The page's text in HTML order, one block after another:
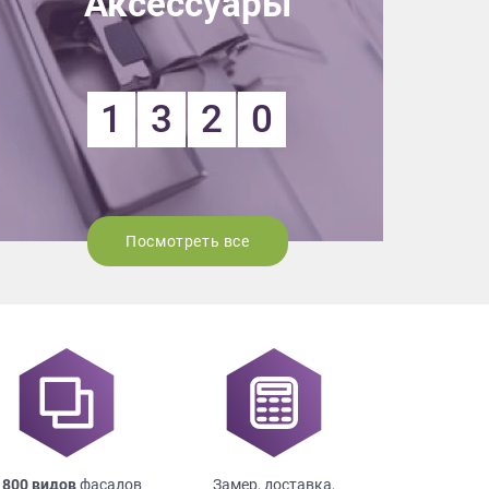
1 3 2 0
Посмотреть все
800 видовфасадов
Замер, доставка,